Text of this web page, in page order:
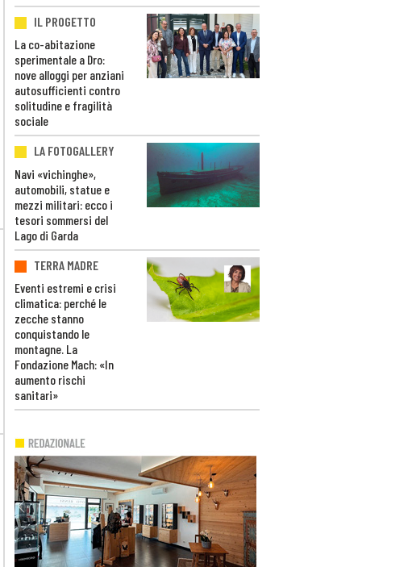
IL PROGETTO
La co-abitazione
sperimentale a Dro:
nove alloggi per anziani
autosufficienti contro
solitudine e fragilità
sociale
LA FOTOGALLERY
Navi «vichinghe»,
automobili, statue e
mezzi militari: ecco i
tesori sommersi del
Lago di Garda
TERRA MADRE
Eventi estremi e crisi
climatica: perché le
zecche stanno
conquistando le
montagne. La
Fondazione Mach: «In
aumento rischi
sanitari»